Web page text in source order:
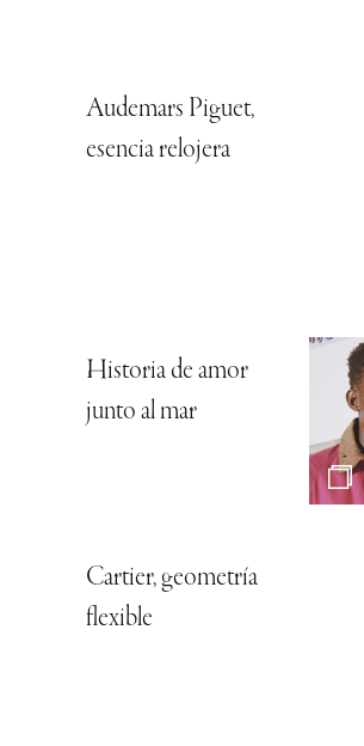
Audemars Piguet,
esencia relojera
Historia de amor
junto al mar
Cartier, geometría
flexible